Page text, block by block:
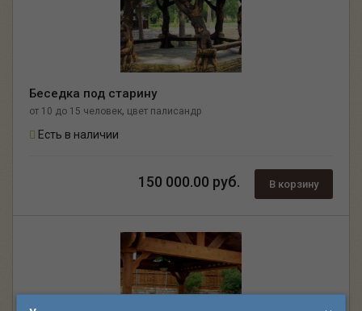
Беседка под старину
от 10 до 15 человек, цвет палисандр
Есть в наличии
150 000.00 руб. В корзину